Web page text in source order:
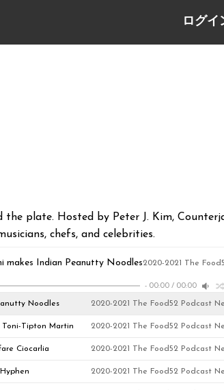
ログイ
plate. Hosted by Peter J. Kim,
chefs, and celebrities.
makes Indian Peanutty Noodles2020-2021 The Food52 Podcast
- 00:00 / 00:00
Noodles 2020-2021 The Food52 Podcast
Toni-Tipton Martin 2020-2021 The Food52 Podcast
Ciocarlia 2020-2021 The Food52 Podcast
2020-2021 The Food52 Podcast